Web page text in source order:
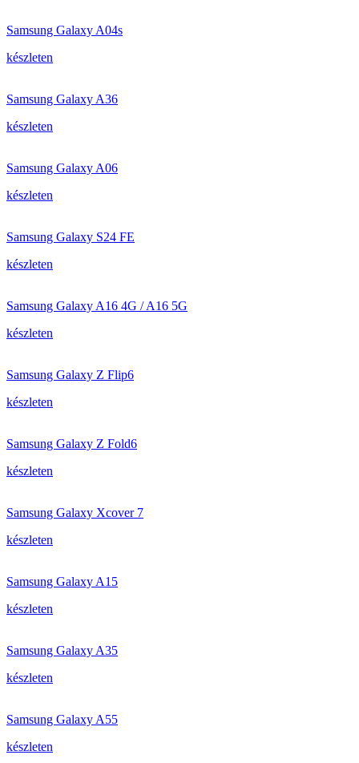
Samsung Galaxy A04s
készleten
Samsung Galaxy A36
készleten
Samsung Galaxy A06
készleten
Samsung Galaxy S24 FE
készleten
Samsung Galaxy A16 4G / A16 5G
készleten
Samsung Galaxy Z Flip6
készleten
Samsung Galaxy Z Fold6
készleten
Samsung Galaxy Xcover 7
készleten
Samsung Galaxy A15
készleten
Samsung Galaxy A35
készleten
Samsung Galaxy A55
készleten